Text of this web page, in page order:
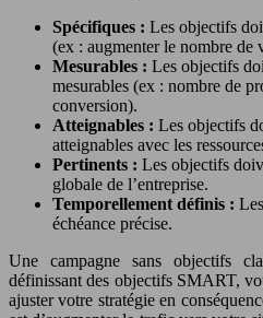
Spécifiques : Les objectifs
(ex : augmenter le nombre de
Mesurables : Les objectifs
mesurables (ex : nombre de
conversion).
Atteignables : Les objectifs
atteignables avec les
Pertinents : Les objectifs
globale de l’entreprise.
Temporellement définis :
échéance précise.
Une campagne sans objectifs
définissant des objectifs SMART,
ajuster votre stratégie en